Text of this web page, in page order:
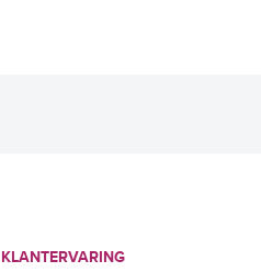
KLANTERVARING